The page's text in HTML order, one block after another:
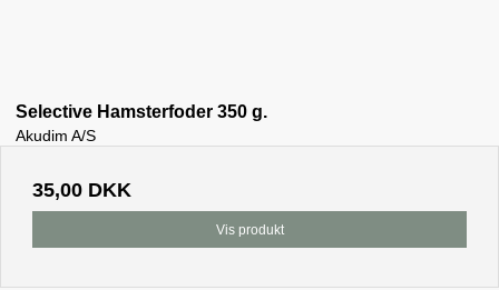
Selective Hamsterfoder 350 g.
Akudim A/S
35,00 DKK
Vis produkt